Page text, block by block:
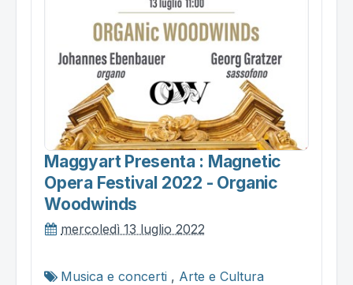
Maggyart Presenta : Magnetic
Opera Festival 2022 - Organic
Woodwinds
mercoledì 13 luglio 2022
Musica e concerti , Arte e Cultura